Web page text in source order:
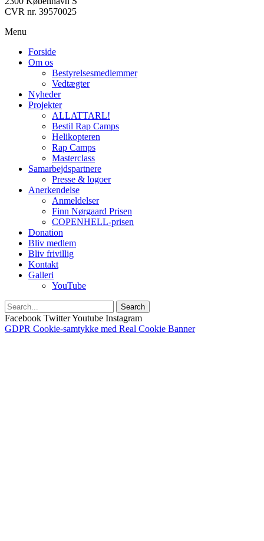
CVR nr. 39570025
Menu
Forside
Om os
Bestyrelsesmedlemmer
Vedtægter
Nyheder
Projekter
ALLATTARL!
Bestil Rap Camps
Helikopteren
Rap Camps
Masterclass
Samarbejdspartnere
Presse & logoer
Anerkendelse
Anmeldelser
Finn Nørgaard Prisen
COPENHELL-prisen
Donation
Bliv medlem
Bliv frivillig
Kontakt
Galleri
YouTube
Search
Facebook TwitterYoutube Instagram
GDPR Cookie-samtykke med Real Cookie Banner